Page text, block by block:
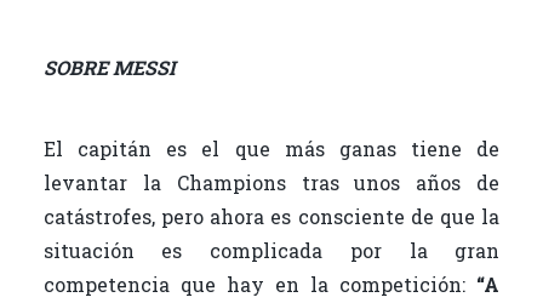
SOBRE MESSI
El capitán es el que más ganas tiene de
levantar la Champions tras unos años de
catástrofes, pero ahora es consciente de que la
situación es complicada por la gran
competencia que hay en la competición: “A